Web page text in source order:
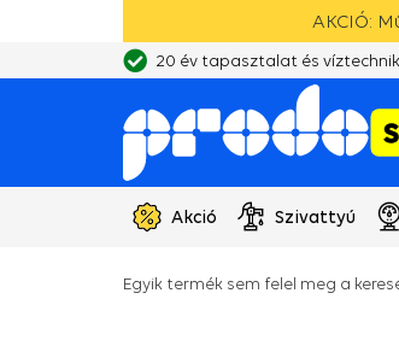
AKCIÓ:
20 év tapasztalat és
Akció Szivattyú
Egyik termék sem felel meg a